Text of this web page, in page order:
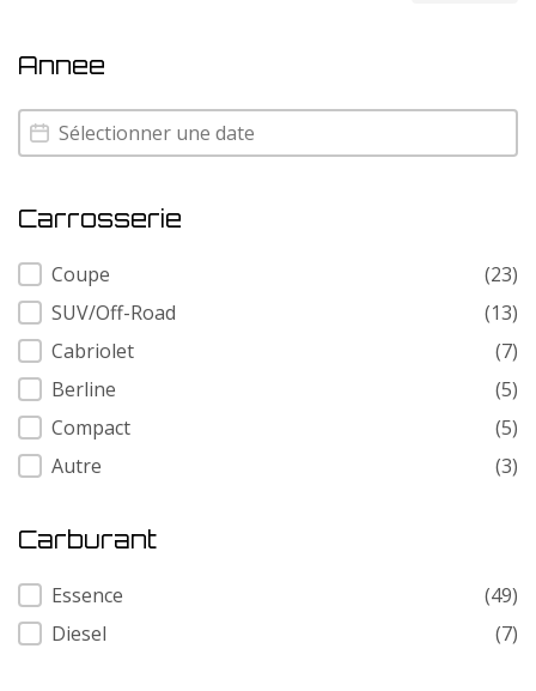
Annee
Annee
Annee
Carrosserie
Carrosserie
Coupe
(23)
SUV/Off-Road
(13)
Cabriolet
(7)
Berline
(5)
Compact
(5)
Autre
(3)
Carburant
Carburant
Essence
(49)
Diesel
(7)